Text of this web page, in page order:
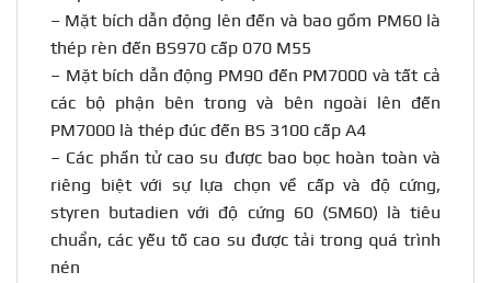
– Mặt bích dẫn động lên đến và bao gồm PM60 là
thép rèn đến BS970 cấp 070 M55
– Mặt bích dẫn động PM90 đến PM7000 và tất cả
các bộ phận bên trong và bên ngoài lên đến
PM7000 là thép đúc đến BS 3100 cấp A4
– Các phần tử cao su được bao bọc hoàn toàn và
riêng biệt với sự lựa chọn về cấp và độ cứng,
styren butadien với độ cứng 60 (SM60) là tiêu
chuẩn, các yếu tố cao su được tải trong quá trình
nén